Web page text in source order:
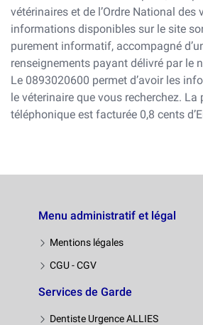
vétérinaires et de l’Ordre National des
informations disponibles sur le site
purement informatif, accompagné
renseignements payant délivré par le
Le 0893020600 permet d’avoir les
le véterinaire que vous recherchez. La
téléphonique est facturée 0,8 cents
Menu administratif et légal
Mentions légales
CGU - CGV
Services de Garde
Dentiste Urgence ALLIES